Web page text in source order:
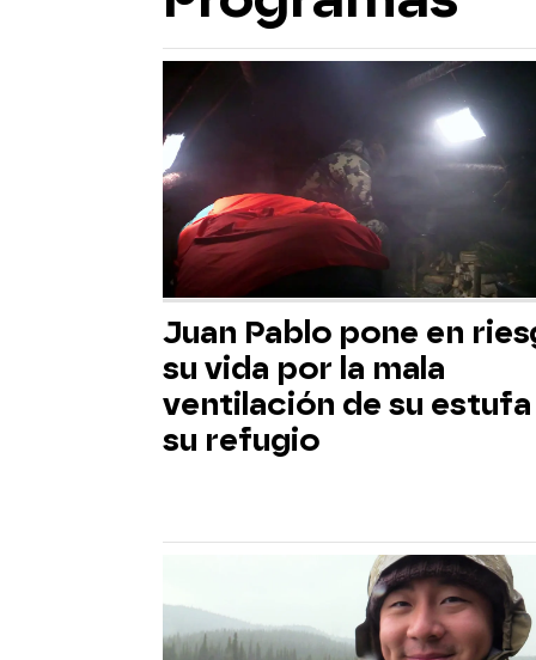
Juan Pablo pone en
su vida por la mala
ventilación de su estufa
su refugio